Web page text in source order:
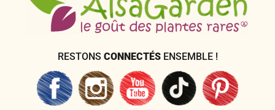
RESTONS CONNECTÉS ENSEMBLE !